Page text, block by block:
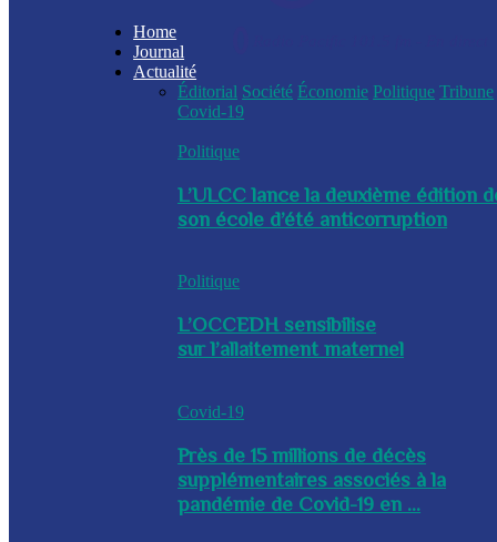
Home
Journal
Actualité
Éditorial Société Économie Politique Tribune
Covid-19
Politique
L’ULCC lance la deuxième édition
son école d’été anticorruption
Politique
L’OCCEDH sensibilise
sur l’allaitement maternel
Covid-19
Près de 15 millions de décès
supplémentaires associés à la
pandémie de Covid-19 en ...